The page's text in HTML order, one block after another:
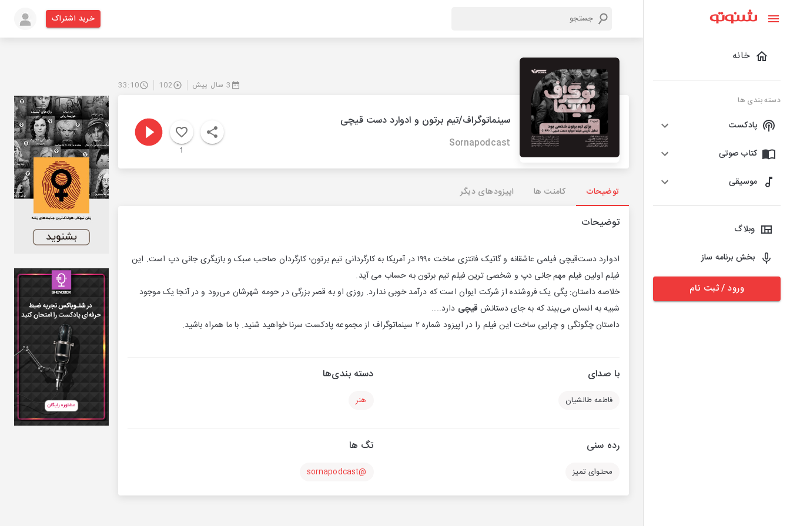
خانه
دسته بندی ها
پادکست
کتاب صوتی
موسیقی
وبلاگ
بخش برنامه ساز
ورود / ثبت نام
خرید اشتراک
3 سال پیش 102
33:10
سینماتوگراف/تیم برتون و ادوارد دست قیچی
Sornapodcast
1
توضیحات کامنت ها اپیزودهای دیگر
توضیحات
ادوارد دست‌قیچی فیلمی عاشقانه و گاتیک فانتزی ساخت ۱۹۹۰ در آمریکا به کارگردانی تیم برتون؛ کارگردان صاحب سبک و بازیگری جانی دپ است. این
فیلم اولین فیلم مهم جانی دپ و شخصی ترین فیلم تیم برتون به حساب می آید‌.
خلاصه داستان: پگی یک فروشنده از شرکت ایوان است که درآمد خوبی ندارد. روزی او به قصر بزرگی در حومه شهرشان می‌رود و در آنجا یک موجود
شبیه به انسان می‌بیند که به جای دستانش قیچی دارد....
داستان چگونگی و چرایی ساخت این فیلم را در اپیزود شماره ۲ سینماتوگراف از مجموعه پادکست سرنا خواهید شنید. با ما همراه باشید.
با صدای
فاطمه طالشیان
دسته بندی‌ها
هنر
رده سنی
محتوای تمیز
تگ ها
@sornapodcast